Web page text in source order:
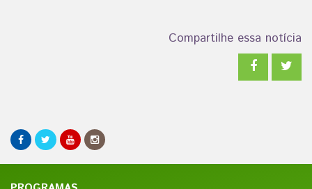
Compartilhe essa notícia